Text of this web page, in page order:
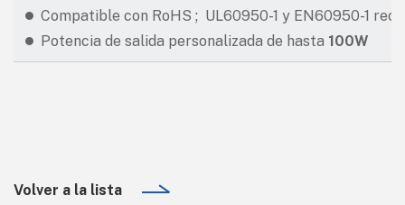
Compatible con RoHS ; UL60950-1 y EN60950-1
Potencia de salida personalizada de hasta 100W
Volver a la lista